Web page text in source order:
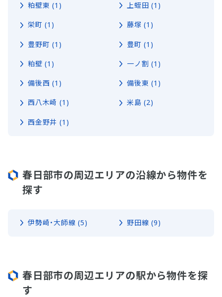
粕壁東 (1) 上蛭田 (1)
栄町 (1) 藤塚 (1)
豊野町 (1) 豊町 (1)
粕壁 (1) 一ノ割 (1)
備後西 (1) 備後東 (1)
西八木崎 (1) 米島 (2)
西金野井 (1)
春日部市の周辺エリアの沿線から物件を
探す
伊勢崎・大師線 (5) 野田線 (9)
春日部市の周辺エリアの駅から物件を探
す